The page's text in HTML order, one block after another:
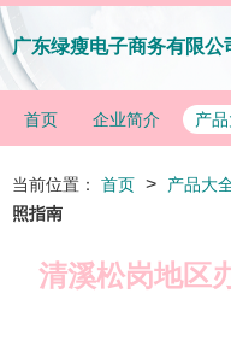
广东绿瘦电子商务有限公
首页 企业简介 产
当前位置： 首页 > 产品大
照指南
清溪松岗地区